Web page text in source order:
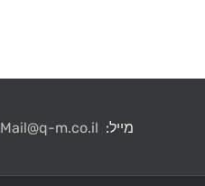
מייל: Mail@q-m.co.il